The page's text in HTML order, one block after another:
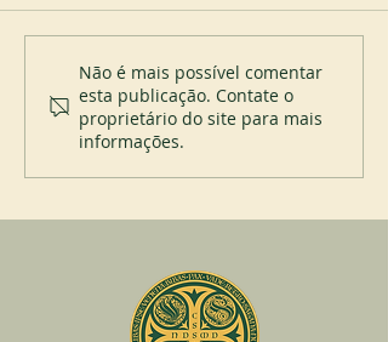
Não é mais possível comentar
esta publicação. Contate o
proprietário do site para mais
informações.